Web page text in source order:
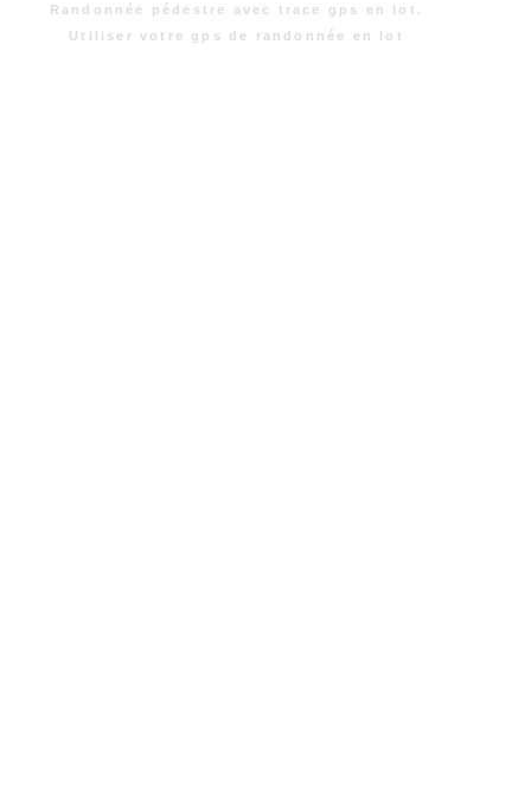
Randonnée pédestre avec trace gps en lot.
Utiliser votre gps de randonnée en lot